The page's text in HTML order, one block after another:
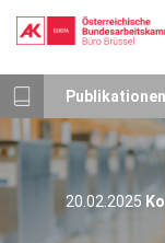
Direkt
zum
Publikationen
20.02.2025
Revision der